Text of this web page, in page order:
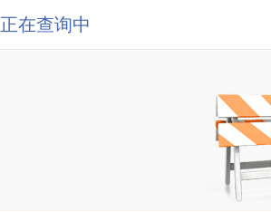
正在查询中